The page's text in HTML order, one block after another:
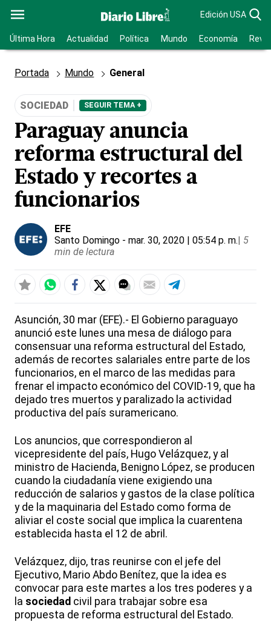
Edición USA
Última Hora Actualidad Política Mundo Economía
Portada Mundo General
SOCIEDAD SEGUIR TEMA +
Paraguay anuncia
reforma estructural del
Estado y recortes a
funcionarios
EFE
Santo Domingo - mar. 30, 2020 | 05:54 p. m.| 5
min de lectura
Asunción, 30 mar (EFE).- El Gobierno paraguayo
anunció este lunes una mesa de diálogo para
consensuar una reforma estructural del Estado,
además de recortes salariales entre parte de los
funcionarios, en el marco de las medidas para
frenar el impacto económico del COVID-19, que ha
dejado tres muertos y paralizado la actividad
productiva del país suramericano.
Los anuncios, que correspondieron al
vicepresidente del país, Hugo Velázquez, y al
ministro de Hacienda, Benigno López, se producen
cuando la ciudadanía viene exigiendo una
reducción de salarios y gastos de la clase política
y de la maquinaria del Estado como forma de
aliviar el coste social que implica la cuarentena
establecida hasta el 12 de abril.
Velázquez, dijo, tras reunirse con el jefe del
Ejecutivo, Mario Abdo Benítez, que la idea es
convocar para este martes a los tres poderes y a
la sociedad civil para trabajar sobre esa
propuesta de reforma estructural del Estado.